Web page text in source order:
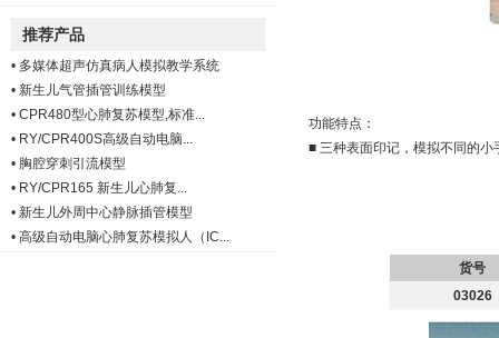
推荐产品
• 多媒体超声仿真病人模拟教学系统
• 新生儿气管插管训练模型
• CPR480型心肺复苏模型,标准...
• RY/CPR400S高级自动电脑...
• 胸腔穿刺引流模型
• RY/CPR165 新生儿心肺复...
• 新生儿外周中心静脉插管模型
• 高级自动电脑心肺复苏模拟人（IC...
功能特点：
■ 三种表面印记，模拟不同的
货号
03026